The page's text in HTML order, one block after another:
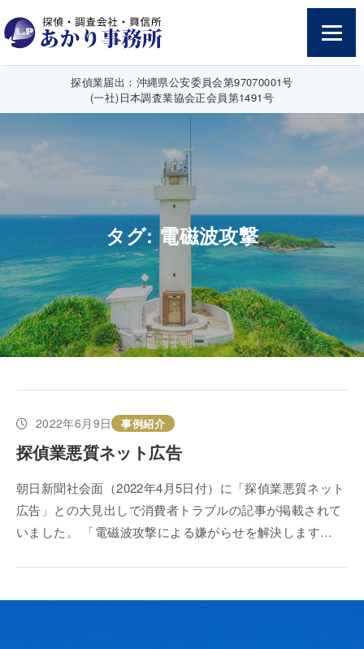
探偵業届出：沖縄県公安委員会第97070001号
(一社)日本調査業協会正会員第1491号
タグ:電磁波攻撃
2022年6月9日 事例紹介
探偵業悪質ネット広告
朝日新聞社会面（2022年4月5日付）に「探偵業悪質ネット
広告」との大見出しで消費者トラブルの記事が掲載されて
いました。 「電磁波攻撃による嫌がらせを解決します…